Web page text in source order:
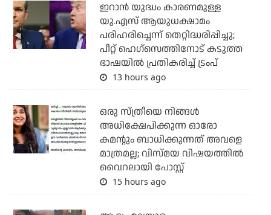
ഇറാന്‍ യുദ്ധം കാരണമുള്ള
യു.എസ് ആയുധക്ഷാമം
പരിഹരിച്ചെന്ന് തെറ്റിദ്ധരിപ്പിച്ചു;
പീറ്റ് ഹെഗ്‌സെത്തിനോട് കടുത്ത
ഭാഷയില്‍ പ്രതികരിച്ച് ട്രംപ്
13 hours ago
ഒരു സ്ത്രീയെ നിങ്ങള്‍
അധിക്ഷേപിക്കുന്ന ഓരോ
കമന്റും ബാധിക്കുന്നത് അവളെ
മാത്രമല്ല; വിസ്മയ വിഷയത്തില്‍
വൈറലായി പോസ്റ്റ്
15 hours ago